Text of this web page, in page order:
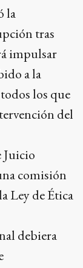
la
tras
impulsar
a la
los que
del
Juicio
comisión
Ley de Ética
debiera